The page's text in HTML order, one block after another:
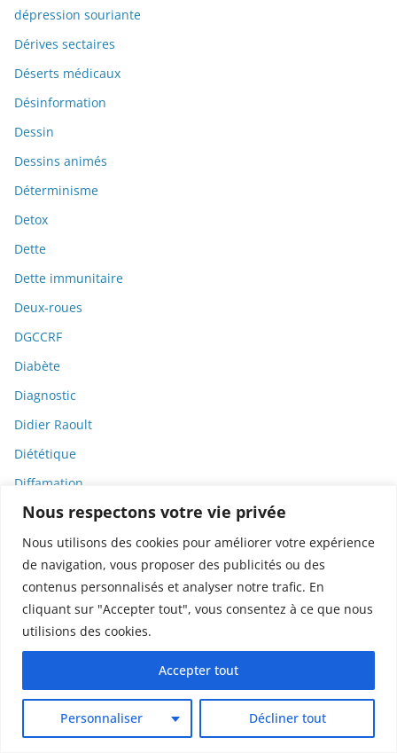
Nous respectons votre vie privée
Nous utilisons des cookies pour améliorer votre expérience
de navigation, vous proposer des publicités ou des
contenus personnalisés et analyser notre trafic. En
cliquant sur "Accepter tout", vous consentez à ce que nous
utilisions des cookies.
Personnaliser Décliner tout
Accepter tout
dépression souriante
Dérives sectaires
Déserts médicaux
Désinformation
Dessin
Dessins animés
Déterminisme
Detox
Dette
Dette immunitaire
Deux-roues
DGCCRF
Diabète
Diagnostic
Didier Raoult
Diététique
Diffamation
Dignité
Diplomatie
Dispositifs médicaux
Dlct
Doctolib
DODGE
Donald Trump